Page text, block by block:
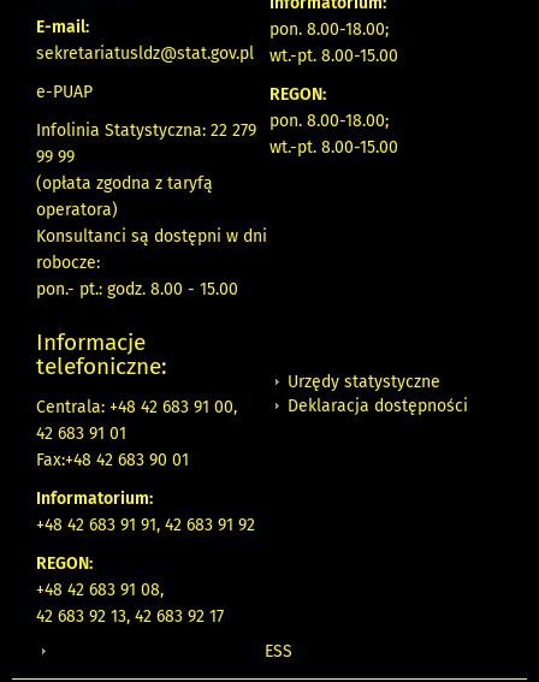
E-mail:
sekretariatusldz@stat.gov.pl
e-PUAP
Infolinia Statystyczna: 22 279
99 99
(opłata zgodna z taryfą
operatora)
Konsultanci są dostępni w dni
robocze:
pon.- pt.: godz. 8.00 - 15.00
pon. 8.00-18.00;
wt.-pt. 8.00-15.00
REGON:
pon. 8.00-18.00;
wt.-pt. 8.00-15.00
Informacje
telefoniczne:
Centrala: +48 42 683 91 00,
42 683 91 01
Fax:+48 42 683 90 01
Informatorium:
+48 42 683 91 91, 42 683 91 92
REGON:
+48 42 683 91 08,
42 683 92 13, 42 683 92 17
Urzędy statystyczne
Deklaracja dostępności
ESS